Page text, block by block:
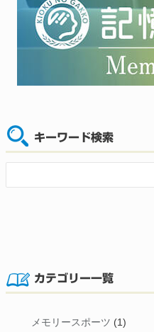
キーワード検索
カテゴリー一覧
メモリースポーツ (1)